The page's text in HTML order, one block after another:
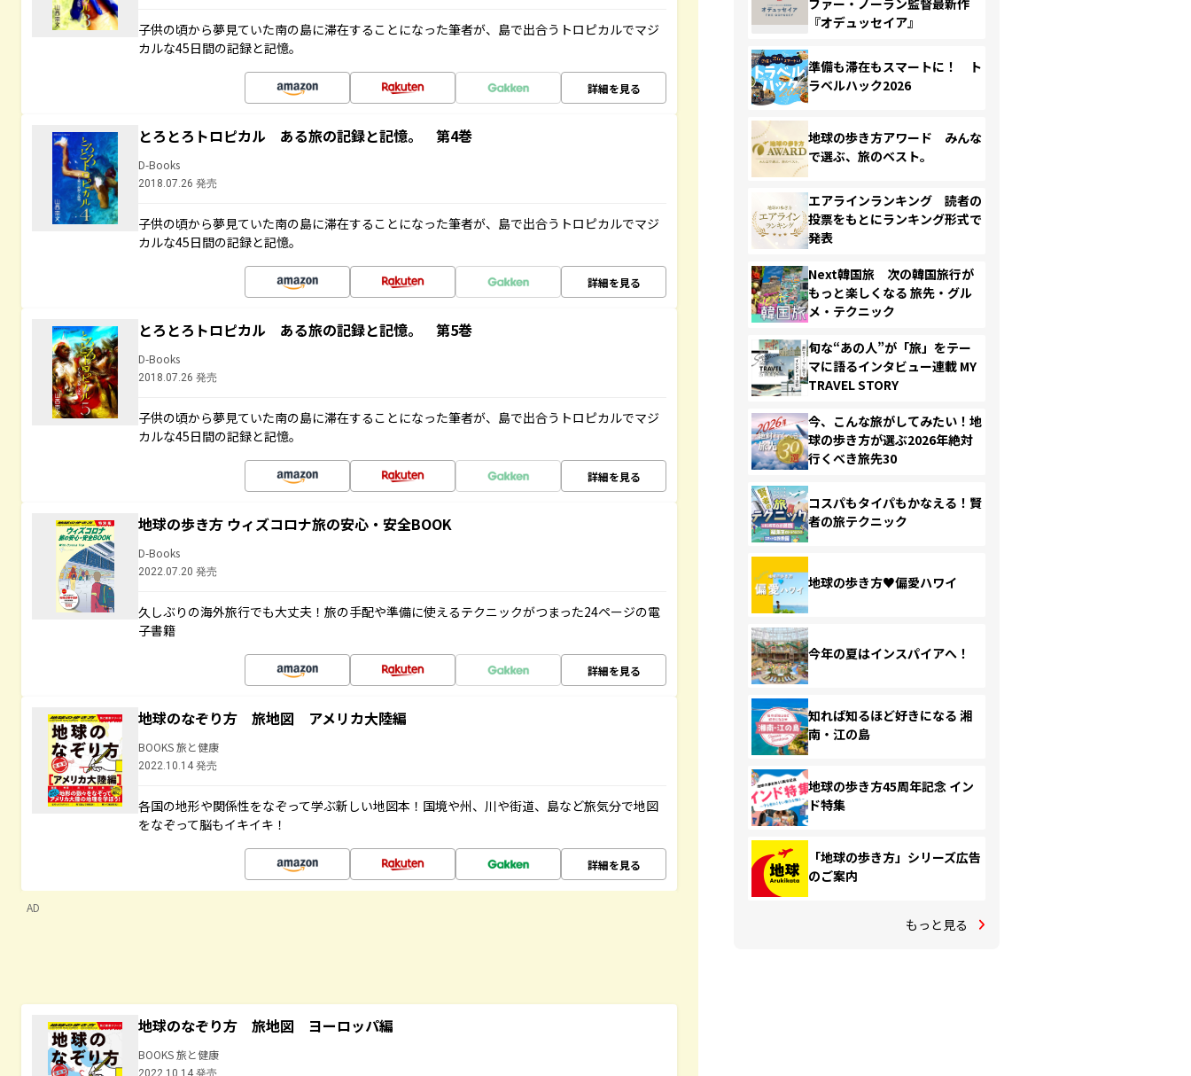
子供の頃から夢見ていた南の島に滞在することになった筆者が、島で出合うトロピカルでマジ
カルな45日間の記録と記憶。
詳細を見る
とろとろトロピカル ある旅の記録と記憶。 第4巻
D-Books
2018.07.26 発売
子供の頃から夢見ていた南の島に滞在することになった筆者が、島で出合うトロピカルでマジ
カルな45日間の記録と記憶。
詳細を見る
とろとろトロピカル ある旅の記録と記憶。 第5巻
D-Books
2018.07.26 発売
子供の頃から夢見ていた南の島に滞在することになった筆者が、島で出合うトロピカルでマジ
カルな45日間の記録と記憶。
詳細を見る
地球の歩き方 ウィズコロナ旅の安心・安全BOOK
D-Books
2022.07.20 発売
久しぶりの海外旅行でも大丈夫！旅の手配や準備に使えるテクニックがつまった24ページの電
子書籍
詳細を見る
地球のなぞり方 旅地図 アメリカ大陸編
BOOKS 旅と健康
2022.10.14 発売
各国の地形や関係性をなぞって学ぶ新しい地図本！国境や州、川や街道、島など旅気分で地図
をなぞって脳もイキイキ！
詳細を見る
AD
地球のなぞり方 旅地図 ヨーロッパ編
BOOKS 旅と健康
2022.10.14 発売
『オデュッセイア』
準備も滞在もスマートに！ ト
ラベルハック2026
地球の歩き方アワード みんな
で選ぶ、旅のベスト。
エアラインランキング 読者の
投票をもとにランキング形式で
発表
Next韓国旅 次の韓国旅行が
もっと楽しくなる 旅先・グル
メ・テクニック
旬な“あの人”が「旅」をテー
マに語るインタビュー連載 MY
TRAVEL STORY
今、こんな旅がしてみたい！地
球の歩き方が選ぶ2026年絶対
行くべき旅先30
コスパもタイパもかなえる！賢
者の旅テクニック
地球の歩き方♥偏愛ハワイ
今年の夏はインスパイアへ！
知れば知るほど好きになる 湘
南・江の島
地球の歩き方45周年記念 イン
ド特集
「地球の歩き方」シリーズ広告
のご案内
もっと見る